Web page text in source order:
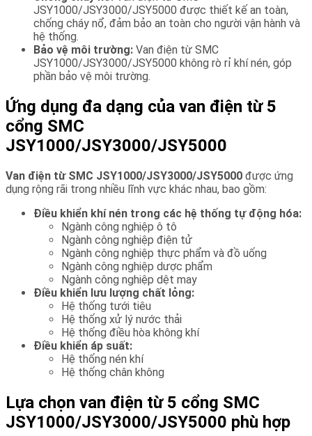
JSY1000/JSY3000/JSY5000 được thiết kế an toàn,
chống cháy nổ, đảm bảo an toàn cho người vận hành và
hệ thống.
Bảo vệ môi trường: Van điện từ SMC
JSY1000/JSY3000/JSY5000 không rò rỉ khí nén, góp
phần bảo vệ môi trường.
Ứng dụng đa dạng của van điện từ 5
cổng SMC
JSY1000/JSY3000/JSY5000
Van điện từ SMC JSY1000/JSY3000/JSY5000 được ứng
dụng rộng rãi trong nhiều lĩnh vực khác nhau, bao gồm:
Điều khiển khí nén trong các hệ thống tự động hóa:
Ngành công nghiệp ô tô
Ngành công nghiệp điện tử
Ngành công nghiệp thực phẩm và đồ uống
Ngành công nghiệp dược phẩm
Ngành công nghiệp dệt may
Điều khiển lưu lượng chất lỏng:
Hệ thống tưới tiêu
Hệ thống xử lý nước thải
Hệ thống điều hòa không khí
Điều khiển áp suất:
Hệ thống nén khí
Hệ thống chân không
Lựa chọn van điện từ 5 cổng SMC
JSY1000/JSY3000/JSY5000 phù hợp